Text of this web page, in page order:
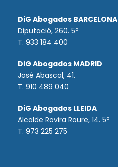
DiG Abogados BARCELONA
Diputació, 260. 5º
T. 933 184 400
DiG Abogados MADRID
José Abascal, 41.
T. 910 489 040
DiG Abogados LLEIDA
Alcalde Rovira Roure, 14. 5º
T. 973 225 275